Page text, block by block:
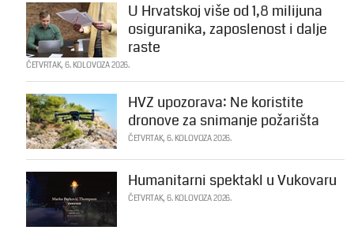
U Hrvatskoj više od 1,8 milijuna
osiguranika, zaposlenost i dalje
raste
ČETVRTAK, 6. KOLOVOZA 2026.
HVZ upozorava: Ne koristite
dronove za snimanje požarišta
ČETVRTAK, 6. KOLOVOZA 2026.
Humanitarni spektakl u Vukovaru
ČETVRTAK, 6. KOLOVOZA 2026.